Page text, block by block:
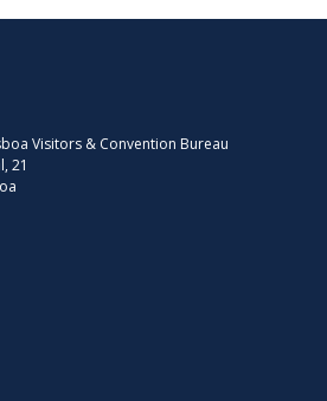
Visitors & Convention Bureau
21